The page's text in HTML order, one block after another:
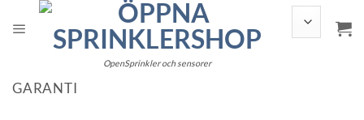
innehållet
OpenSprinkler och sensorer
GARANTI